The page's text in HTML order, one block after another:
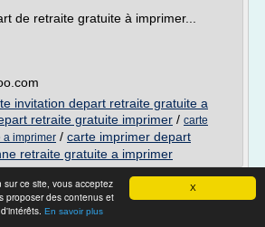
X
ce site, vous acceptez
proposer des contenus et
En savoir plus
de retraite gratuite à imprimer...
invitation depart retraite gratuite a
retraite gratuite imprimer / carte
a imprimer / carte imprimer depart
retraite gratuite a imprimer
pot de départ à la retraite
de départ à la retraite